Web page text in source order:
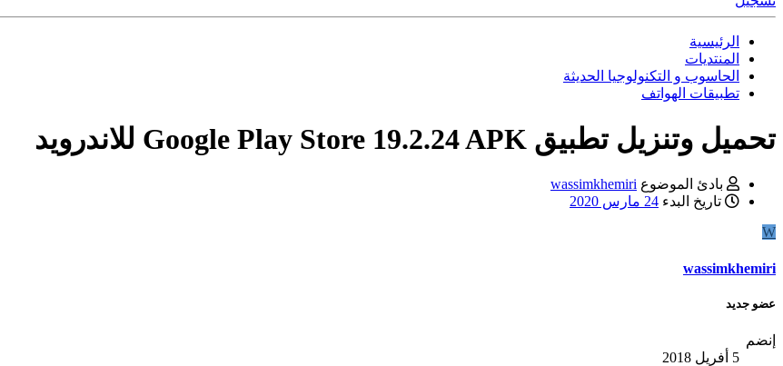
الرئيسية
المنتديات
الحاسوب و التكنولوجيا الحديثة
تطبيقات الهواتف
تحميل وتنزيل تطبيق Google Play Store 19.2.24 APK للاندرويد
بادئ الموضوع wassimkhemiri
تاريخ البدء 24 مارس 2020
W
wassimkhemiri
عضو جديد
إنضم
5 أفريل 2018